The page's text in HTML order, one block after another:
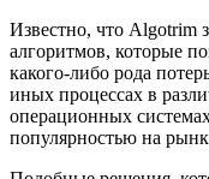
Известно, что Algotrim
алгоритмов, которые
какого-либо рода
иных процессах в
операционных
популярностью на